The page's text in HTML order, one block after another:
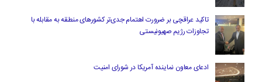
تاکید عراقچی بر ضرورت اهتمام جدی‌تر کشورهای منطقه به مقابله با
تجاوزات رژیم صهیونیستی
ادعای معاون نماینده آمریکا در شورای امنیت